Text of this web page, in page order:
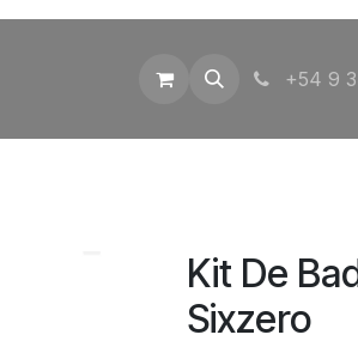
Contáctenos +54 9
Kit De
Sixzero